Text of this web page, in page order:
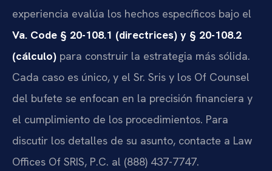
experiencia evalúa los hechos específicos bajo el
Va. Code § 20-108.1 (directrices) y § 20-108.2
(cálculo) para construir la estrategia más sólida.
Cada caso es único, y el Sr. Sris y los Of Counsel
del bufete se enfocan en la precisión financiera y
el cumplimiento de los procedimientos. Para
discutir los detalles de su asunto, contacte a Law
Offices Of SRIS, P.C. al (888) 437-7747.